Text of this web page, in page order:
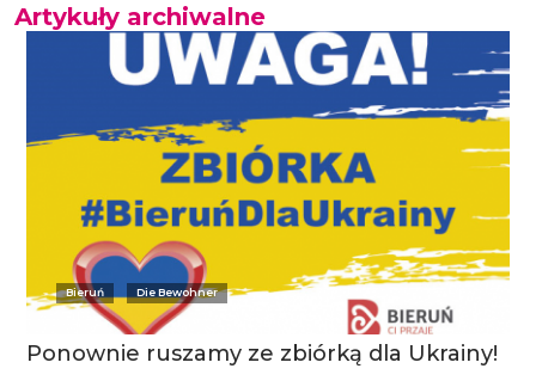
Artykuły archiwalne
Bieruń Die Bewohner
Ponownie ruszamy ze zbiórką dla Ukrainy!